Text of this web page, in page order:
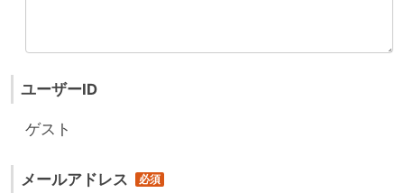
ユーザーID
ゲスト
メールアドレス